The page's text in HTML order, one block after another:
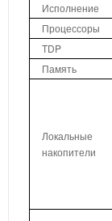
Исполнение
Процессоры
TDP
Память
Локальные
накопители